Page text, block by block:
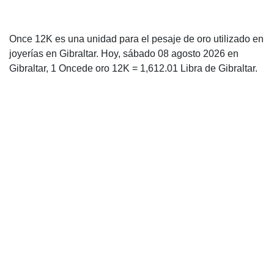
Once 12K es una unidad para el pesaje de oro utilizado en
joyerías en Gibraltar. Hoy, sábado 08 agosto 2026 en
Gibraltar, 1 Oncede oro 12K = 1,612.01 Libra de Gibraltar.